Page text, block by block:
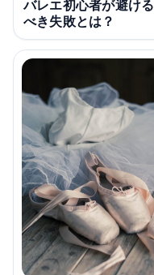
バレエ初心者が避ける
べき失敗とは？